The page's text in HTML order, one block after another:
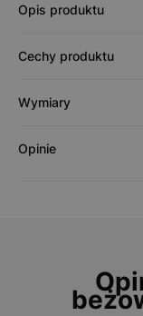
Opis produktu
Cechy produktu
Wymiary
Opinie